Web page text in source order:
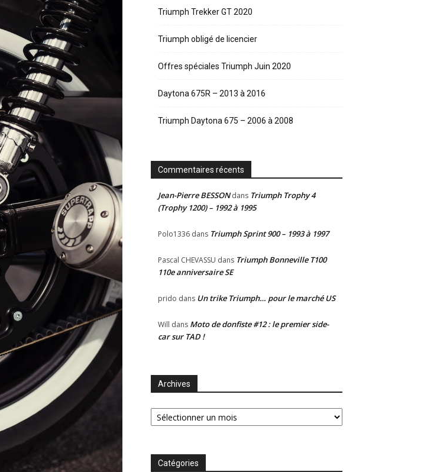
Triumph Trekker GT 2020
Triumph obligé de licencier
Offres spéciales Triumph Juin 2020
Daytona 675R – 2013 à 2016
Triumph Daytona 675 – 2006 à 2008
Commentaires récents
Jean-Pierre BESSONdans Triumph Trophy 4
(Trophy 1200) – 1992 à 1995
Polo1336 dans Triumph Sprint 900 – 1993 à 1997
Pascal CHEVASSU dans Triumph Bonneville T100
110e anniversaire SE
prido dans Un trike Triumph… pour le marché US
Will dans Moto de donfiste #12 : le premier side-
car sur TAD !
Archives
Archives
Catégories